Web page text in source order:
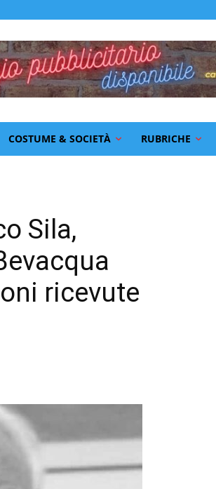
COSTUME & SOCIETÀ RUBRICHE
Sila,
ricevute